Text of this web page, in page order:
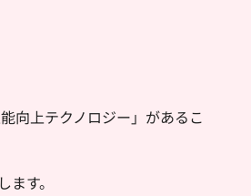
向上テクノロジー」があるこ
す。